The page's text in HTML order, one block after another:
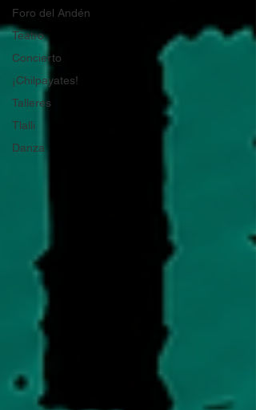
Foro del Andén
Teatro
Concierto
¡Chilpayates!
Talleres
Tlalli
Danza